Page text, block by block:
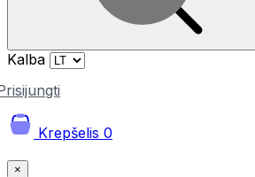
Kalba
Krepšelis 0
×